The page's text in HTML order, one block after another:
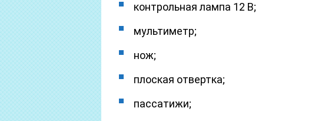
контрольная лампа 12 В;
мультиметр;
нож;
плоская отвертка;
пассатижи;